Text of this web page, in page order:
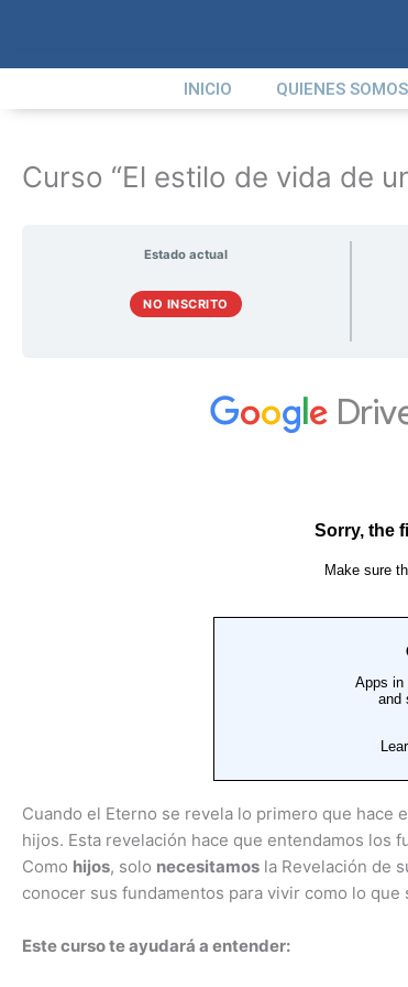
contenido
INICIO QUIENES SOMOS
Curso “El estilo de vida de
Estado actual
NO INSCRITO
Cuando el Eterno se revela lo primero que hace
hijos. Esta revelación hace que entendamos los
Como hijos, solo necesitamos la Revelación de
conocer sus fundamentos para vivir como lo que
Este curso te ayudará a entender: